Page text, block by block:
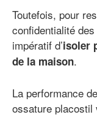
Toutefois, pour
confidentialité
impératif d’isoler
de la maison.
La performance
ossature placostil